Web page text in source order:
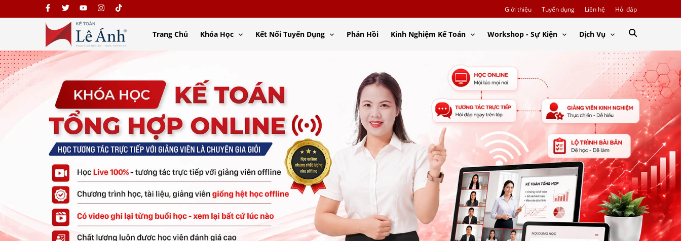
Giới thiệu Tuyển dụng Liên hệ Hỏi đáp
Trang Chủ Khóa Học Kết Nối Tuyển Dụng Phản Hồi Kinh Nghiệm Kế Toán Workshop - Sự Kiện Dịch Vụ